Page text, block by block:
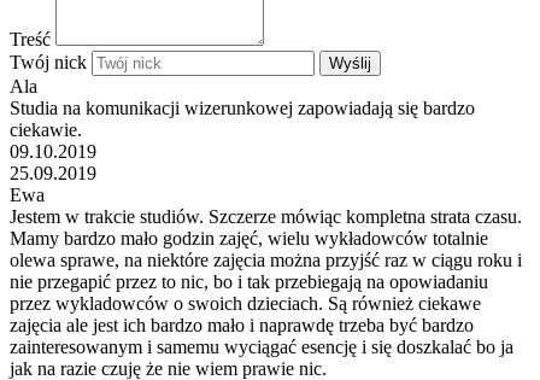
Treść
Twój nick
Wyślij
Ala
Studia na komunikacji wizerunkowej zapowiadają się bardzo
ciekawie.
09.10.2019
25.09.2019
Ewa
Jestem w trakcie studiów. Szczerze mówiąc kompletna strata czasu.
Mamy bardzo mało godzin zajęć, wielu wykładowców totalnie
olewa sprawe, na niektóre zajęcia można przyjść raz w ciągu roku i
nie przegapić przez to nic, bo i tak przebiegają na opowiadaniu
przez wykladowców o swoich dzieciach. Są również ciekawe
zajęcia ale jest ich bardzo mało i naprawdę trzeba być bardzo
zainteresowanym i samemu wyciągać esencję i się doszkalać bo ja
jak na razie czuję że nie wiem prawie nic.